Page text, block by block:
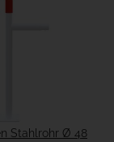
Stahlrohr Ø 48